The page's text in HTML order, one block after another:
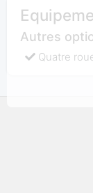
Autres
Quatre